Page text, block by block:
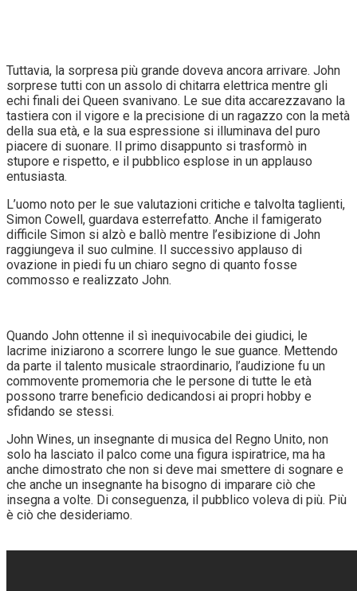
Tuttavia, la sorpresa più grande doveva ancora arrivare. John
sorprese tutti con un assolo di chitarra elettrica mentre gli
echi finali dei Queen svanivano. Le sue dita accarezzavano la
tastiera con il vigore e la precisione di un ragazzo con la metà
della sua età, e la sua espressione si illuminava del puro
piacere di suonare. Il primo disappunto si trasformò in
stupore e rispetto, e il pubblico esplose in un applauso
entusiasta.
L’uomo noto per le sue valutazioni critiche e talvolta taglienti,
Simon Cowell, guardava esterrefatto. Anche il famigerato
difficile Simon si alzò e ballò mentre l’esibizione di John
raggiungeva il suo culmine. Il successivo applauso di
ovazione in piedi fu un chiaro segno di quanto fosse
commosso e realizzato John.
Quando John ottenne il sì inequivocabile dei giudici, le
lacrime iniziarono a scorrere lungo le sue guance. Mettendo
da parte il talento musicale straordinario, l’audizione fu un
commovente promemoria che le persone di tutte le età
possono trarre beneficio dedicandosi ai propri hobby e
sfidando se stessi.
John Wines, un insegnante di musica del Regno Unito, non
solo ha lasciato il palco come una figura ispiratrice, ma ha
anche dimostrato che non si deve mai smettere di sognare e
che anche un insegnante ha bisogno di imparare ciò che
insegna a volte. Di conseguenza, il pubblico voleva di più. Più
è ciò che desideriamo.